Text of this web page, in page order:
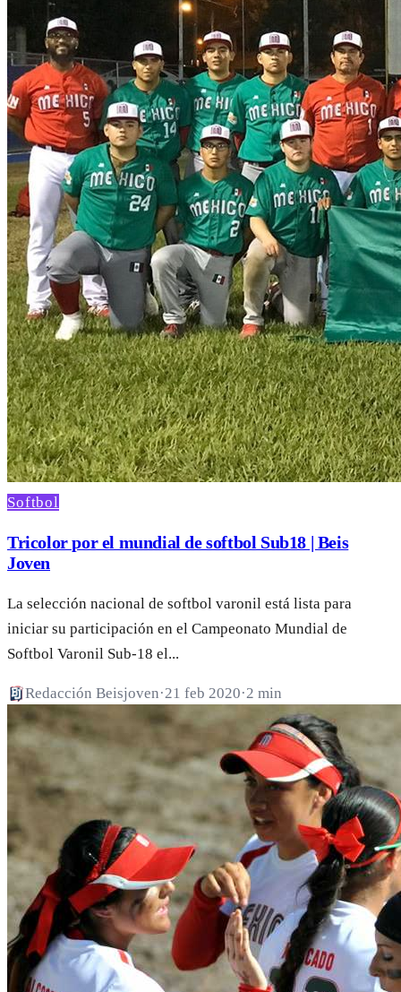
Softbol
Tricolor por el mundial de softbol Sub18 | Beis
Joven
La selección nacional de softbol varonil está lista para
iniciar su participación en el Campeonato Mundial de
Softbol Varonil Sub-18 el...
Redacción Beisjoven·21 feb 2020·2 min